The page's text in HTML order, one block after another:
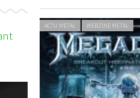
ACTU METAL WEBZINE METAL